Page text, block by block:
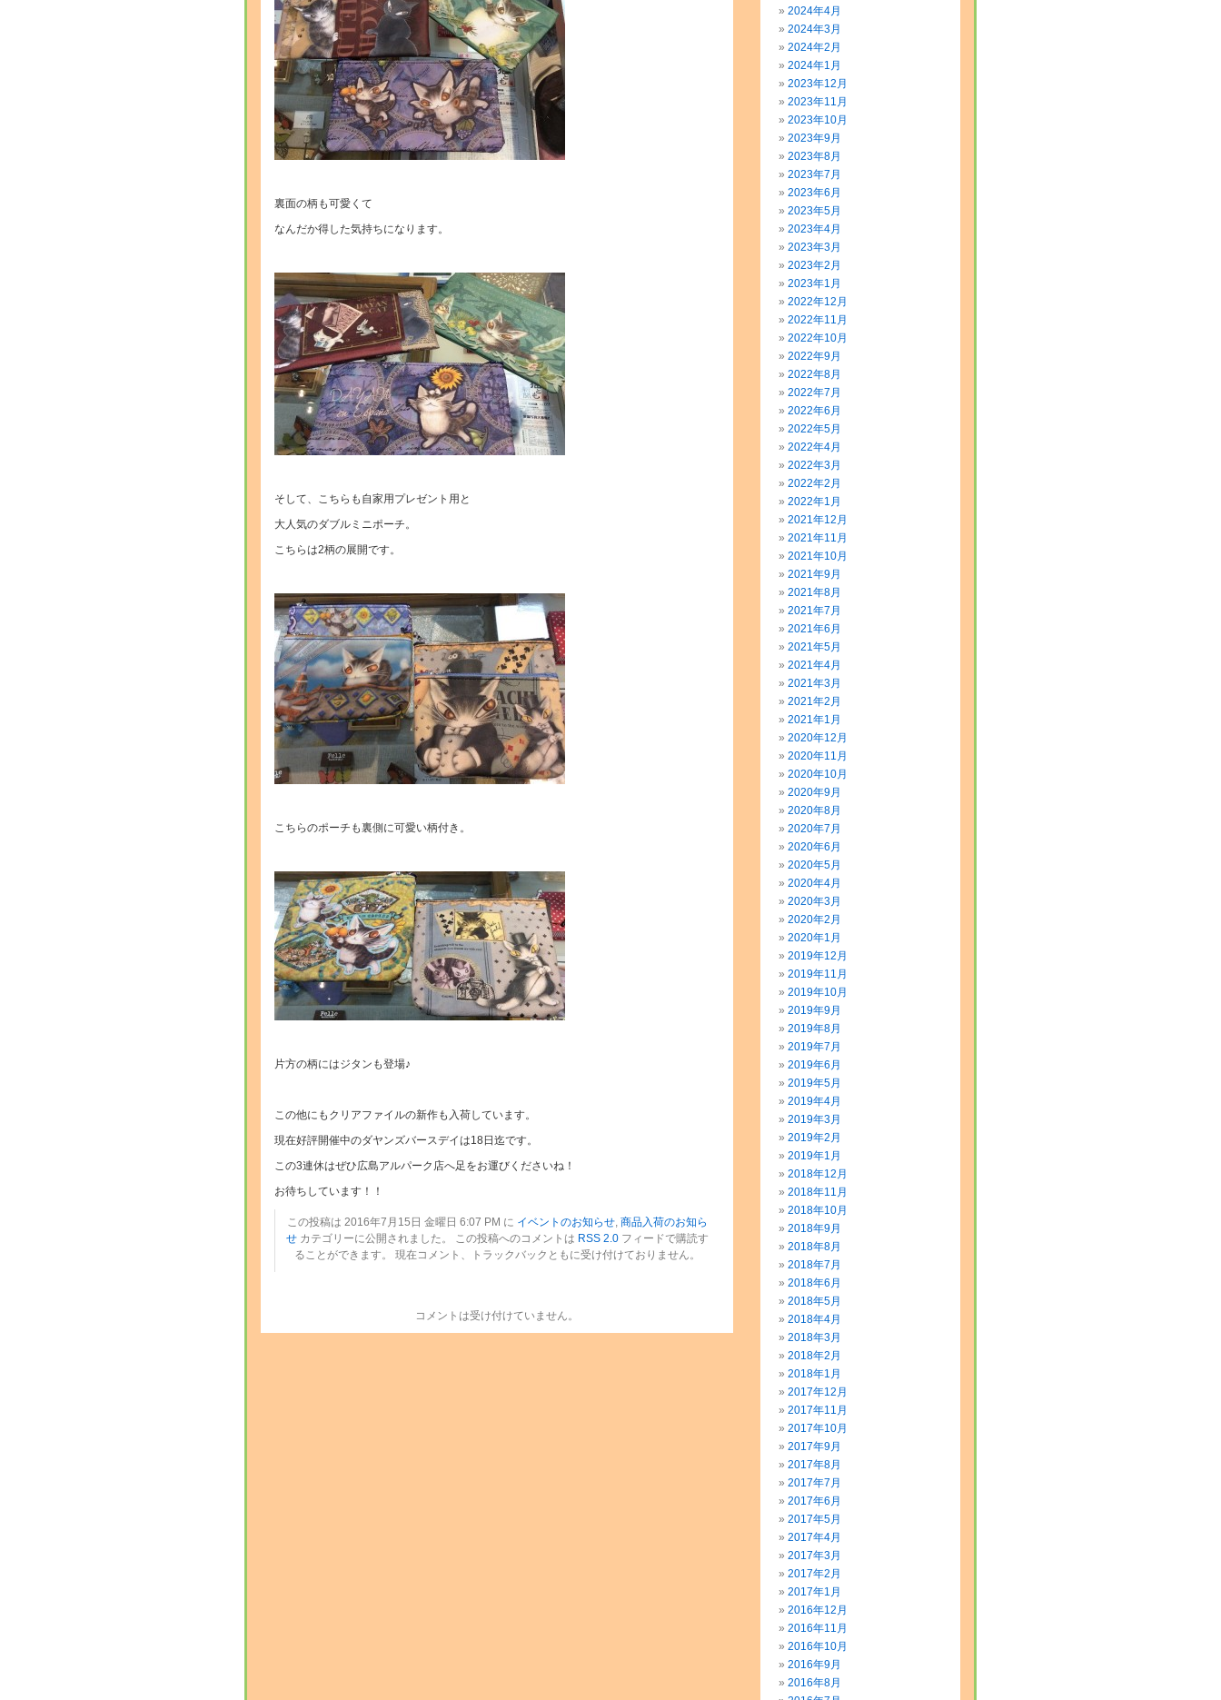
裏面の柄も可愛くて
なんだか得した気持ちになります。
そして、こちらも自家用プレゼント用と
大人気のダブルミニポーチ。
こちらは2柄の展開です。
こちらのポーチも裏側に可愛い柄付き。
片方の柄にはジタンも登場♪
この他にもクリアファイルの新作も入荷しています。
現在好評開催中のダヤンズバースデイは18日迄です。
この3連休はぜひ広島アルパーク店へ足をお運びくださいね！
お待ちしています！！
この投稿は 2016年7月15日 金曜日 6:07 PM に イベントのお知らせ, 商品入荷のお知ら
せ カテゴリーに公開されました。 この投稿へのコメントは RSS 2.0 フィードで購読す
ることができます。 現在コメント、トラックバックともに受け付けておりません。
コメントは受け付けていません。
2024年4月
2024年3月
2024年2月
2024年1月
2023年12月
2023年11月
2023年10月
2023年9月
2023年8月
2023年7月
2023年6月
2023年5月
2023年4月
2023年3月
2023年2月
2023年1月
2022年12月
2022年11月
2022年10月
2022年9月
2022年8月
2022年7月
2022年6月
2022年5月
2022年4月
2022年3月
2022年2月
2022年1月
2021年12月
2021年11月
2021年10月
2021年9月
2021年8月
2021年7月
2021年6月
2021年5月
2021年4月
2021年3月
2021年2月
2021年1月
2020年12月
2020年11月
2020年10月
2020年9月
2020年8月
2020年7月
2020年6月
2020年5月
2020年4月
2020年3月
2020年2月
2020年1月
2019年12月
2019年11月
2019年10月
2019年9月
2019年8月
2019年7月
2019年6月
2019年5月
2019年4月
2019年3月
2019年2月
2019年1月
2018年12月
2018年11月
2018年10月
2018年9月
2018年8月
2018年7月
2018年6月
2018年5月
2018年4月
2018年3月
2018年2月
2018年1月
2017年12月
2017年11月
2017年10月
2017年9月
2017年8月
2017年7月
2017年6月
2017年5月
2017年4月
2017年3月
2017年2月
2017年1月
2016年12月
2016年11月
2016年10月
2016年9月
2016年8月